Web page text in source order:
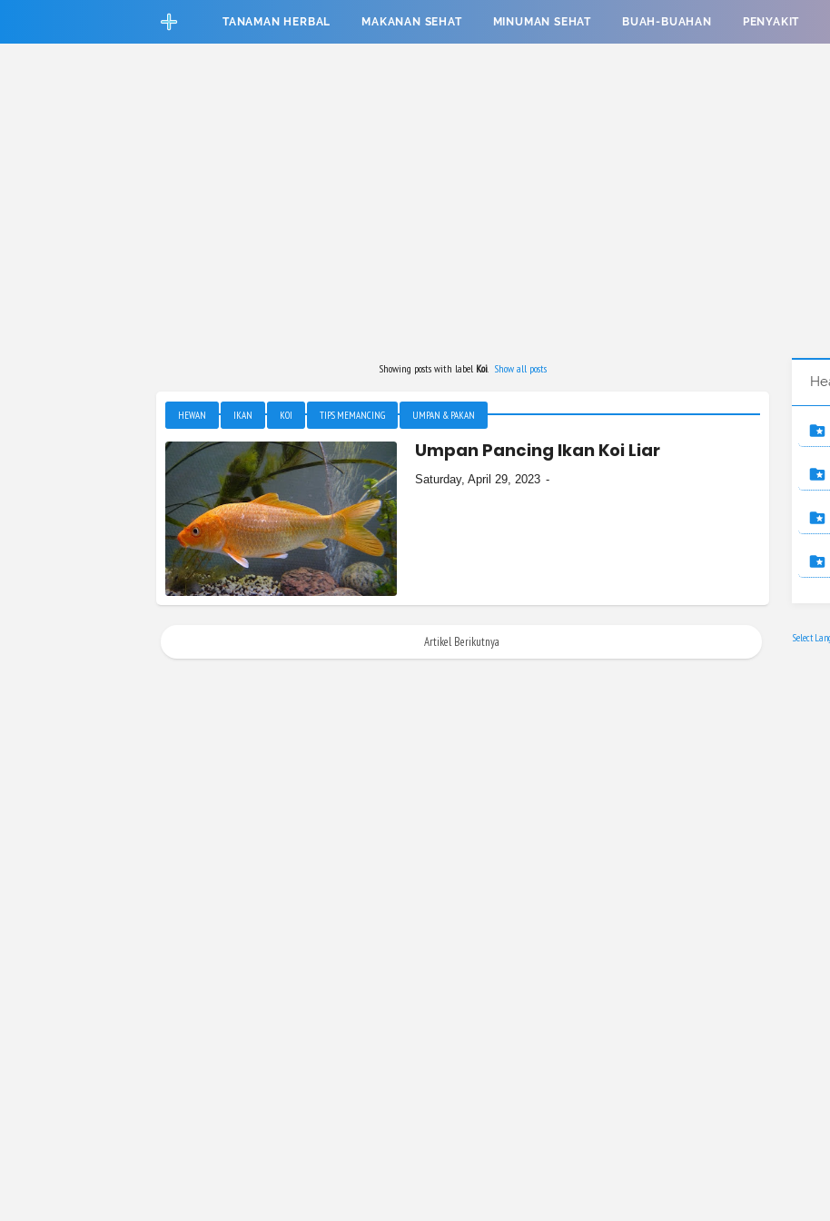
TANAMAN HERBAL
MAKANAN SEHAT MINUMAN SEHAT BUAH-BUAHAN PENYAKIT
Showing posts with label Koi. Show all posts
HEWAN IKAN KOI TIPS MEMANCING UMPAN & PAKAN
Umpan Pancing Ikan Koi Liar
Saturday, April 29, 2023
Artikel Berikutnya Select